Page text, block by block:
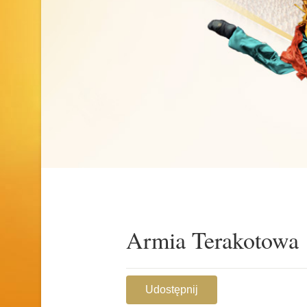
Armia Terakotowa
Udostępnij